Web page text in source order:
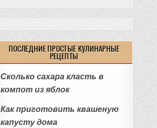
ПОСЛЕДНИЕ ПРОСТЫЕ КУЛИНАРНЫЕ
РЕЦЕПТЫ
Сколько сахара класть в
компот из яблок
Как приготовить квашеную
капусту дома